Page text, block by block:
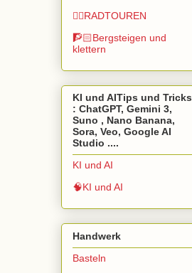
🚴‍♂️RADTOUREN
🧗🏻Bergsteigen und
klettern
KI und AITips und Tricks
: ChatGPT, Gemini 3,
Suno , Nano Banana,
Sora, Veo, Google AI
Studio ....
KI und AI
🧠KI und AI
Handwerk
Basteln